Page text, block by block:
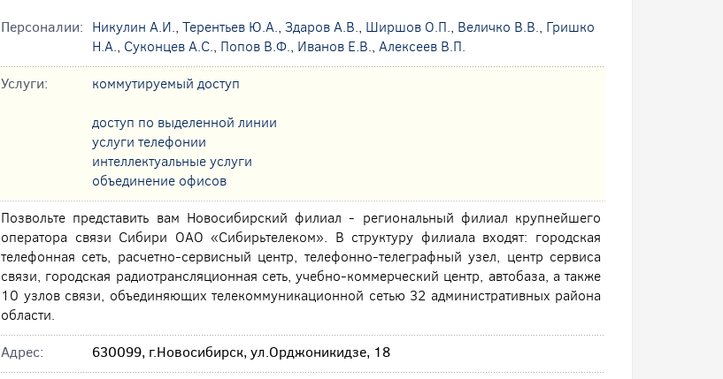
Персоналии: Никулин А.И., Терентьев Ю.А., Здаров А.В., Ширшов О.П., Величко В.В., Гришко
Н.А., Суконцев А.С., Попов В.Ф., Иванов Е.В., Алексеев В.П.
Услуги:
коммутируемый доступ
доступ по выделенной линии
услуги телефонии
интеллектуальные услуги
oбъединение офисов
Позвольте представить вам Новосибирский филиал - региональный филиал крупнейшего
оператора связи Сибири ОАО «Сибирьтелеком». В структуру филиала входят: городская
телефонная сеть, расчетно-сервисный центр, телефонно-телеграфный узел, центр сервиса
связи, городская радиотрансляционная сеть, учебно-коммерческий центр, автобаза, а также
10 узлов связи, объединяющих телекоммуникационной сетью 32 административных района
области.
Адрес:
630099, г.Новосибирск, ул.Орджоникидзе, 18